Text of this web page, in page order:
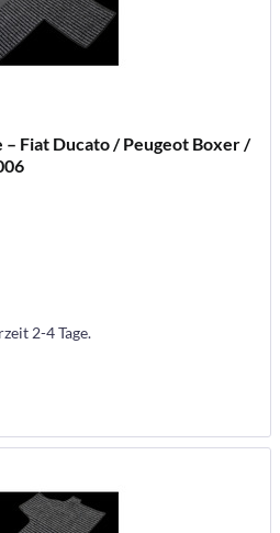
Fiat Ducato / Peugeot Boxer /
2-4 Tage.